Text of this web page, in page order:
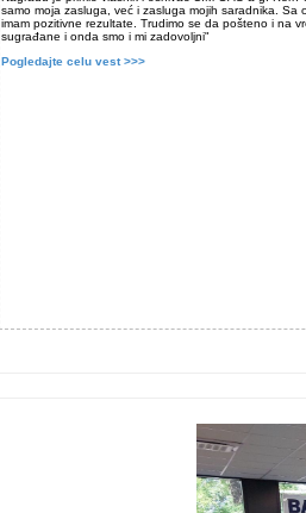
samo moja zasluga, već i zasluga mojih saradnika. Sa
imam pozitivne rezultate. Trudimo se da pošteno i na
sugrađane i onda smo i mi zadovoljni"
Pogledajte celu vest >>>